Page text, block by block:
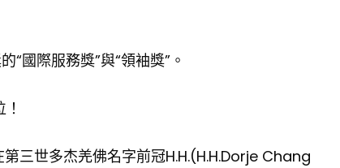
“國際服務獎”與“領袖獎”。
三世多杰羌佛名字前冠H.H.(H.H.Dorje Chang